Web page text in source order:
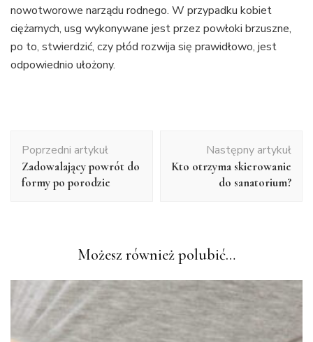
nowotworowe narządu rodnego. W przypadku kobiet
ciężarnych, usg wykonywane jest przez powłoki brzuszne,
po to, stwierdzić, czy płód rozwija się prawidłowo, jest
odpowiednio ułożony.
wpisu
Poprzedni artykuł
Zadowalający powrót do
formy po porodzie
Następny artykuł
Kto otrzyma skierowanie
do sanatorium?
Możesz również polubić…